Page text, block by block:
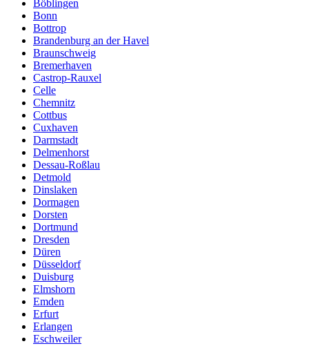
Böblingen
Bonn
Bottrop
Brandenburg an der Havel
Braunschweig
Bremerhaven
Castrop-Rauxel
Celle
Chemnitz
Cottbus
Cuxhaven
Darmstadt
Delmenhorst
Dessau-Roßlau
Detmold
Dinslaken
Dormagen
Dorsten
Dortmund
Dresden
Düren
Düsseldorf
Duisburg
Elmshorn
Emden
Erfurt
Erlangen
Eschweiler